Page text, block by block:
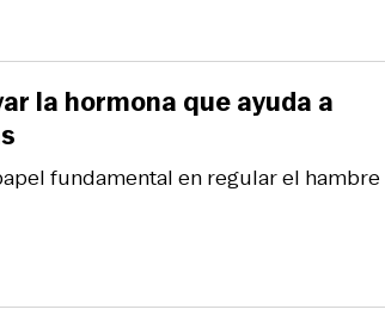
fundamental en regular el hambre
la hormona que ayuda a